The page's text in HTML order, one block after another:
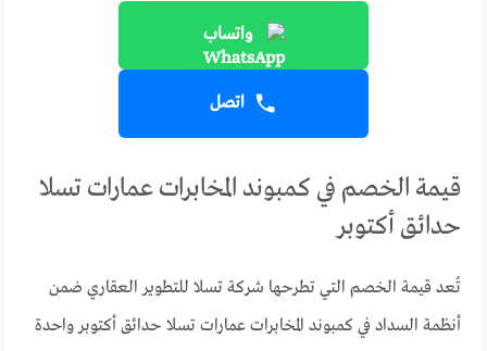
واتساب
اتصل
قيمة الخصم في كمبوند المخابرات عمارات تسلا
حدائق أكتوبر
تُعد قيمة الخصم التي تطرحها شركة تسلا للتطوير العقاري ضمن
أنظمة السداد في كمبوند المخابرات عمارات تسلا حدائق أكتوبر واحدة